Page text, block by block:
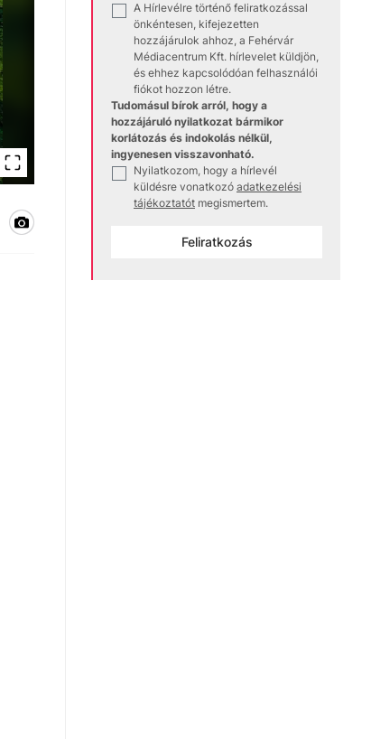
A Hírlevélre történő feliratkozással
önkéntesen, kifejezetten
hozzájárulok ahhoz, a Fehérvár
Médiacentrum Kft. hírlevelet küldjön,
és ehhez kapcsolódóan felhasználói
fiókot hozzon létre.
Tudomásul bírok arról, hogy a
hozzájáruló nyilatkozat bármikor
korlátozás és indokolás nélkül,
ingyenesen visszavonható.
Nyilatkozom, hogy a hírlevél
küldésre vonatkozó adatkezelési
tájékoztatót megismertem.
Feliratkozás